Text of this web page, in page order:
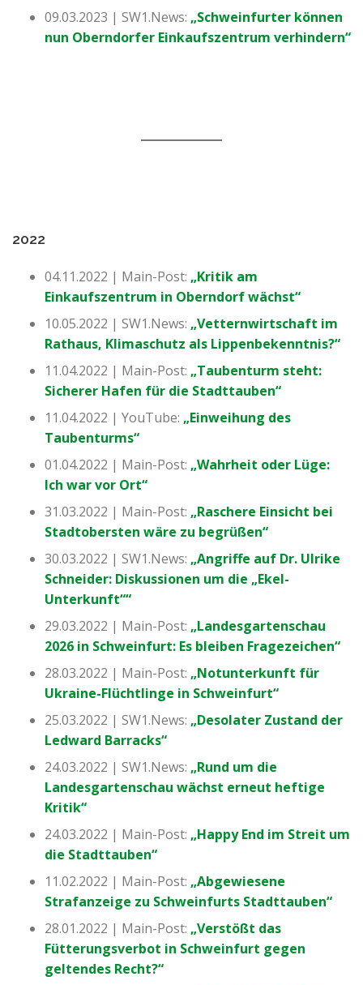
09.03.2023 | SW1.News: „Schweinfurter können
nun Oberndorfer Einkaufszentrum verhindern“
2022
04.11.2022 | Main-Post: „Kritik am
Einkaufszentrum in Oberndorf wächst“
10.05.2022 | SW1.News: „Vetternwirtschaft im
Rathaus, Klimaschutz als Lippenbekenntnis?“
11.04.2022 | Main-Post: „Taubenturm steht:
Sicherer Hafen für die Stadttauben“
11.04.2022 | YouTube: „Einweihung des
Taubenturms“
01.04.2022 | Main-Post: „Wahrheit oder Lüge:
Ich war vor Ort“
31.03.2022 | Main-Post: „Raschere Einsicht bei
Stadtobersten wäre zu begrüßen“
30.03.2022 | SW1.News: „Angriffe auf Dr. Ulrike
Schneider: Diskussionen um die „Ekel-
Unterkunft““
29.03.2022 | Main-Post: „Landesgartenschau
2026 in Schweinfurt: Es bleiben Fragezeichen“
28.03.2022 | Main-Post: „Notunterkunft für
Ukraine-Flüchtlinge in Schweinfurt“
25.03.2022 | SW1.News: „Desolater Zustand der
Ledward Barracks“
24.03.2022 | SW1.News: „Rund um die
Landesgartenschau wächst erneut heftige
Kritik“
24.03.2022 | Main-Post: „Happy End im Streit um
die Stadttauben“
11.02.2022 | Main-Post: „Abgewiesene
Strafanzeige zu Schweinfurts Stadttauben“
28.01.2022 | Main-Post: „Verstößt das
Fütterungsverbot in Schweinfurt gegen
geltendes Recht?“